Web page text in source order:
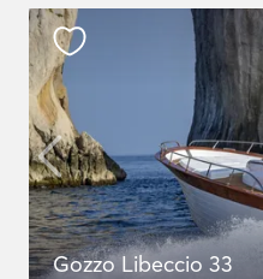
Gozzo Libeccio 33